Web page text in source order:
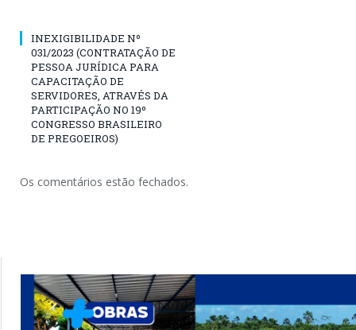
INEXIGIBILIDADE Nº
031/2023 (CONTRATAÇÃO DE
PESSOA JURÍDICA PARA
CAPACITAÇÃO DE
SERVIDORES, ATRAVÉS DA
PARTICIPAÇÃO NO 19º
CONGRESSO BRASILEIRO
DE PREGOEIROS)
Os comentários estão fechados.